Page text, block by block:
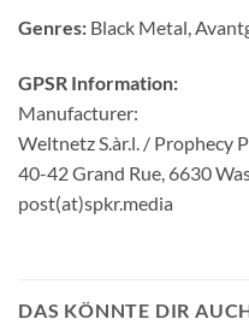
Genres: Black Metal,
GPSR Information:
Manufacturer:
Weltnetz S.àr.l. / Prophecy
40-42 Grand Rue, 6630
post(at)spkr.media
DAS KÖNNTE DIR